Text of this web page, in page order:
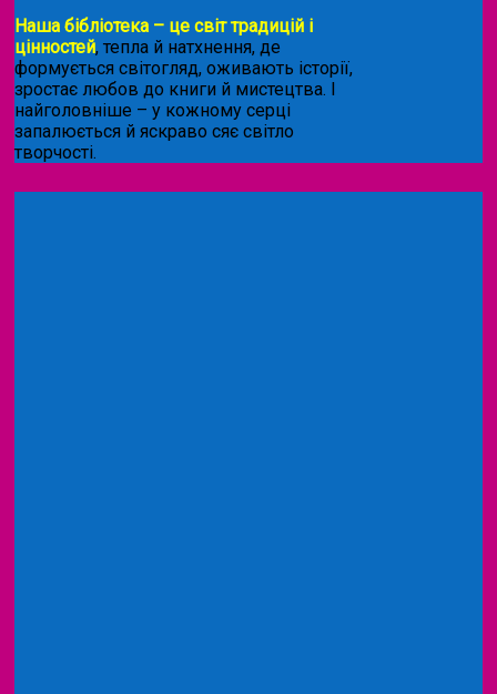
Наша бібліотека – це світ традицій і
цінностей, тепла й натхнення, де
формується світогляд, оживають історії,
зростає любов до книги й мистецтва. І
найголовніше – у кожному серці
запалюється й яскраво сяє світло
творчості.